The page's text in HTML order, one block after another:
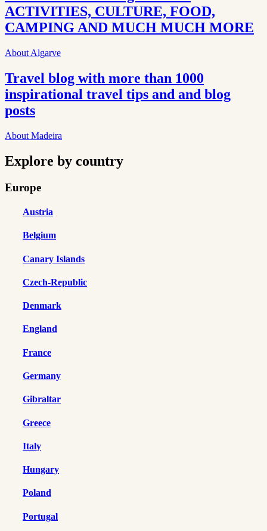
ACTIVITIES, CULTURE, FOOD,
CAMPING AND MUCH MUCH MORE
About Algarve
Travel blog with more than 1000
inspirational travel tips and and blog
posts
About Madeira
Explore by country
Europe
Austria
Belgium
Canary Islands
Czech-Republic
Denmark
England
France
Germany
Gibraltar
Greece
Italy
Hungary
Poland
Portugal